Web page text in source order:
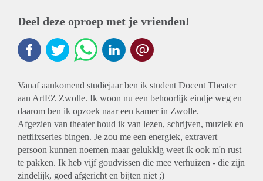
Deel deze oproep met je vrienden!
Vanaf aankomend studiejaar ben ik student Docent Theater
aan ArtEZ Zwolle. Ik woon nu een behoorlijk eindje weg en
daarom ben ik opzoek naar een kamer in Zwolle.
Afgezien van theater houd ik van lezen, schrijven, muziek en
netflixseries bingen. Je zou me een energiek, extravert
persoon kunnen noemen maar gelukkig weet ik ook m'n rust
te pakken. Ik heb vijf goudvissen die mee verhuizen - die zijn
zindelijk, goed afgericht en bijten niet ;)